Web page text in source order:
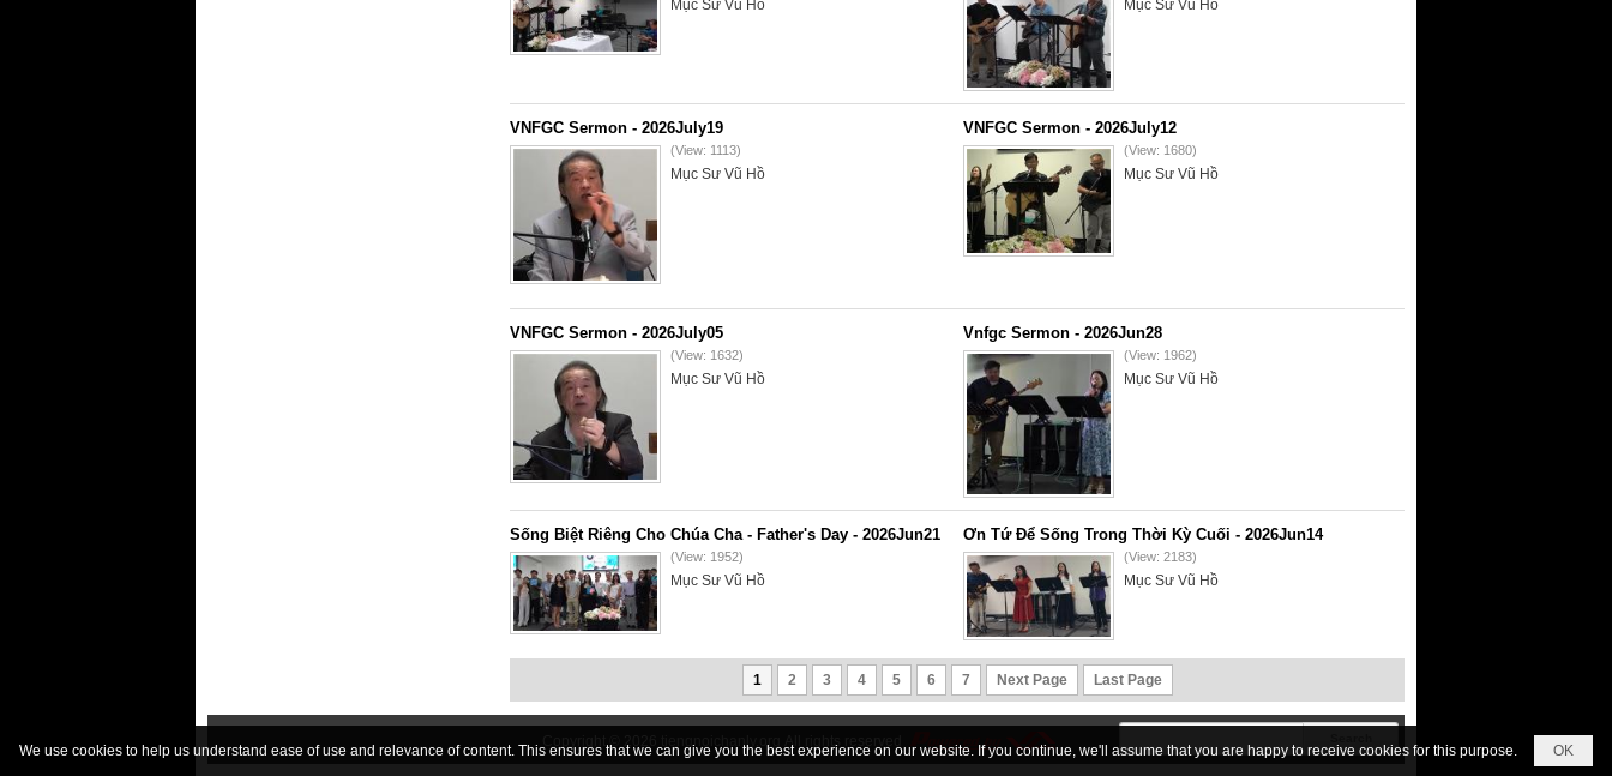
Mục Sư Vũ Hồ Mục Sư Vũ Hồ
VNFGC Sermon - 2026July19
(View: 1113)
Mục Sư Vũ Hồ
VNFGC Sermon - 2026July12
(View: 1680)
Mục Sư Vũ Hồ
VNFGC Sermon - 2026July05
(View: 1632)
Mục Sư Vũ Hồ
Vnfgc Sermon - 2026Jun28
(View: 1962)
Mục Sư Vũ Hồ
Sống Biệt Riêng Cho Chúa Cha - Father's Day - 2026Jun21
(View: 1952)
Mục Sư Vũ Hồ
Ơn Tứ Để Sống Trong Thời Kỳ Cuối - 2026Jun14
(View: 2183)
Mục Sư Vũ Hồ
1 2 3 4 5 6 7 Next Page Last Page
Copyright © 2026 tiengnoichanly.org All rights reserved
OK
We use cookies to help us understand ease of use and relevance of content. This ensures that we can give you the best experience on our website. If you continue, we'll assume that you are happy to receive cookies for this purpose.